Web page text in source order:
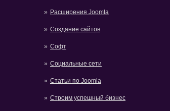
Расширения Joomla
Создание сайтов
Софт
Социальные сети
Статьи по Joomla
Строим успешный бизнес